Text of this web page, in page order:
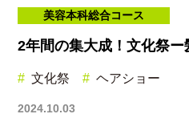
美容本科総合コース
2年間の集大成！文化祭
文化祭 ヘアショー
2024.10.03